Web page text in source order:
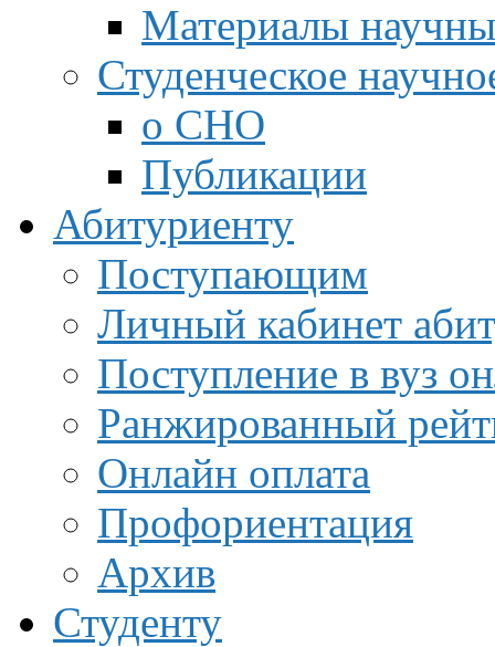
Материалы
Студенческое
о СНО
Публикации
Абитуриенту
Поступающим
Личный кабинет
Поступление в вуз
Ранжированный
Онлайн оплата
Профориентация
Архив
Студенту